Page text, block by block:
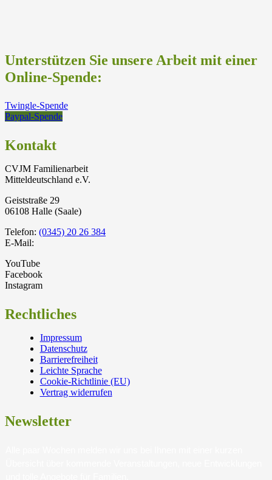
Unterstützen Sie unsere Arbeit mit einer
Online-Spende:
Twingle-Spende
Paypal-Spende
Kontakt
CVJM Familienarbeit
Mitteldeutschland e.V.
Geiststraße 29
06108 Halle (Saale)
Telefon: (0345) 20 26 384
E-Mail:
YouTube
Facebook
Instagram
Rechtliches
Impressum
Datenschutz
Barrierefreiheit
Leichte Sprache
Cookie-Richtlinie (EU)
Vertrag widerrufen
Newsletter